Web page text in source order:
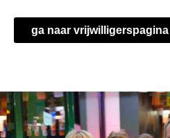
ga naar vrijwilligerspagina
Overslaan